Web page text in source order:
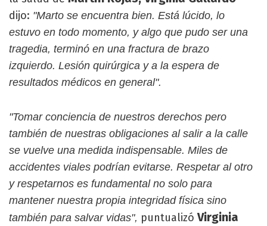
dijo: "Marto se encuentra bien. Está lúcido, lo
estuvo en todo momento, y algo que pudo ser una
tragedia, terminó en una fractura de brazo
izquierdo. Lesión quirúrgica y a la espera de
resultados médicos en general".
"Tomar conciencia de nuestros derechos pero
también de nuestras obligaciones al salir a la calle
se vuelve una medida indispensable. Miles de
accidentes viales podrían evitarse. Respetar al otro
y respetarnos es fundamental no solo para
mantener nuestra propia integridad física sino
también para salvar vidas", puntualizóVirginia